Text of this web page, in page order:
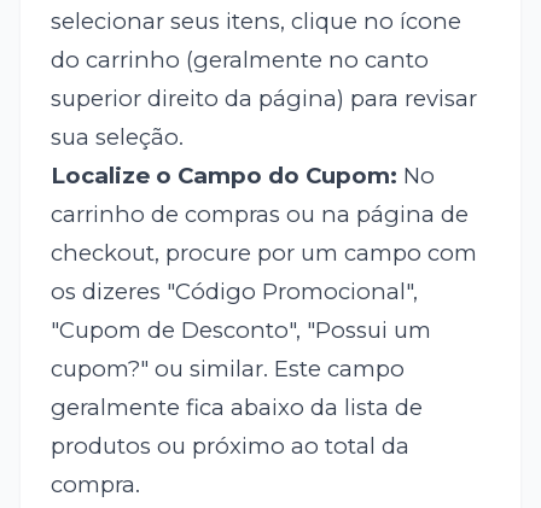
selecionar seus itens, clique no ícone
do carrinho (geralmente no canto
superior direito da página) para revisar
sua seleção.
Localize o Campo do Cupom: No
carrinho de compras ou na página de
checkout, procure por um campo com
os dizeres "Código Promocional",
"Cupom de Desconto", "Possui um
cupom?" ou similar. Este campo
geralmente fica abaixo da lista de
produtos ou próximo ao total da
compra.